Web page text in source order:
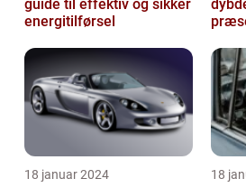
guide til effektiv og sikker
energitilførsel
18 januar 2024 18